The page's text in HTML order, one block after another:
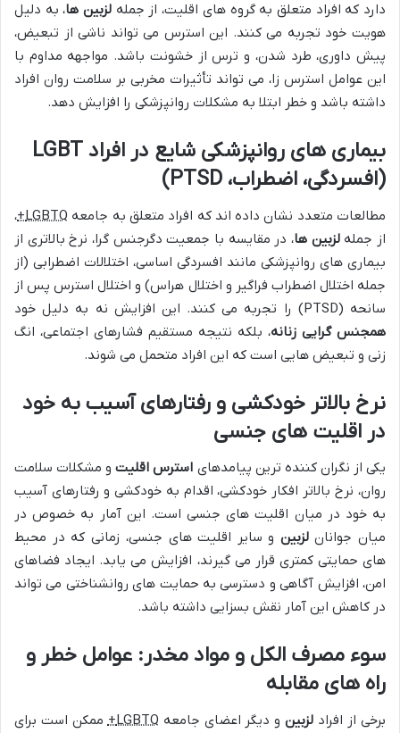
دارد که افراد متعلق به گروه های اقلیت، از جمله لزبین ها، به دلیل
هویت خود تجربه می کنند. این استرس می تواند ناشی از تبعیض،
پیش داوری، طرد شدن، و ترس از خشونت باشد. مواجهه مداوم با
این عوامل استرس زا، می تواند تأثیرات مخربی بر سلامت روان افراد
داشته باشد و خطر ابتلا به مشکلات روانپزشکی را افزایش دهد.
بیماری های روانپزشکی شایع در افراد LGBT
(افسردگی، اضطراب، PTSD)
مطالعات متعدد نشان داده اند که افراد متعلق به جامعه LGBTQ+ ،
از جملهلزبین ها، در مقایسه با جمعیت دگرجنس گرا، نرخ بالاتری از
بیماری های روانپزشکی مانند افسردگی اساسی، اختلالات اضطرابی (از
جمله اختلال اضطراب فراگیر و اختلال هراس) و اختلال استرس پس از
سانحه (PTSD) را تجربه می کنند. این افزایش نه به دلیل خود
همجنس گرایی زنانه، بلکه نتیجه مستقیم فشارهای اجتماعی، انگ
زنی و تبعیض هایی است که این افراد متحمل می شوند.
نرخ بالاتر خودکشی و رفتارهای آسیب به خود
در اقلیت های جنسی
یکی از نگران کننده ترین پیامدهای استرس اقلیتو مشکلات سلامت
روان، نرخ بالاتر افکار خودکشی، اقدام به خودکشی و رفتارهای آسیب
به خود در میان اقلیت های جنسی است. این آمار به خصوص در
میان جوانانلزبین و سایر اقلیت های جنسی، زمانی که در محیط
های حمایتی کمتری قرار می گیرند، افزایش می یابد. ایجاد فضاهای
امن، افزایش آگاهی و دسترسی به حمایت های روانشناختی می تواند
در کاهش این آمار نقش بسزایی داشته باشد.
سوء مصرف الکل و مواد مخدر: عوامل خطر و
راه های مقابله
برخی از افراد لزبینو دیگر اعضای جامعه LGBTQ+ ممکن است برای